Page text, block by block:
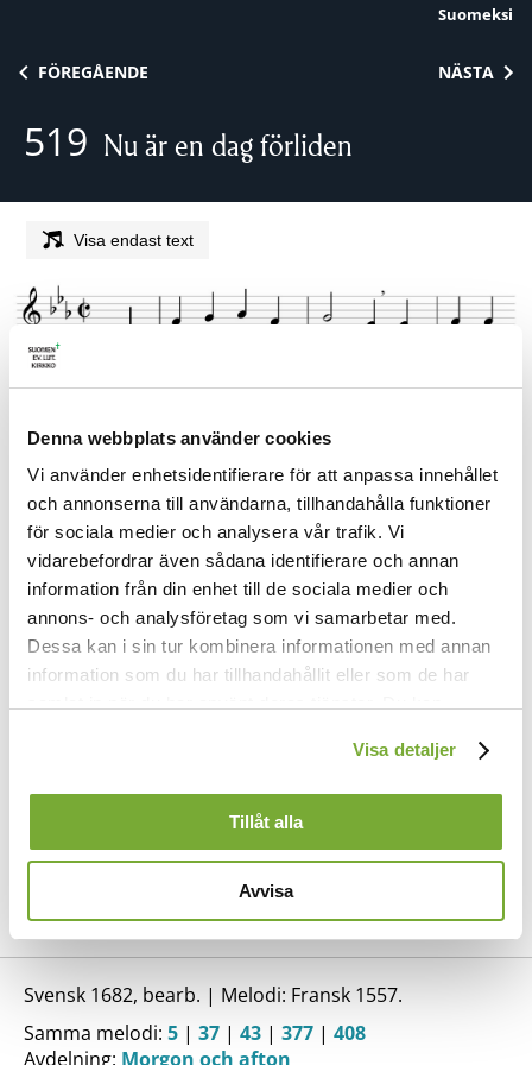
Denna webbplats använder cookies
Vi använder enhetsidentifierare för att anpassa innehållet
och annonserna till användarna, tillhandahålla funktioner
för sociala medier och analysera vår trafik. Vi
vidarebefordrar även sådana identifierare och annan
information från din enhet till de sociala medier och
annons- och analysföretag som vi samarbetar med.
Dessa kan i sin tur kombinera informationen med annan
information som du har tillhandahållit eller som de har
-länken i nedre delen
Visa detaljer
Tillåt alla
Avvisa
Suomeksi
FÖREGÅENDE NÄSTA
519 Nu är en dag förliden
Visa endast text
Nu är en dag förliden
så att vi utan fara
Svensk 1682, bearb. | Melodi: Fransk 1557.
Samma melodi: 5 | 37 | 43 | 377 | 408
Avdelning: Morgon och afton